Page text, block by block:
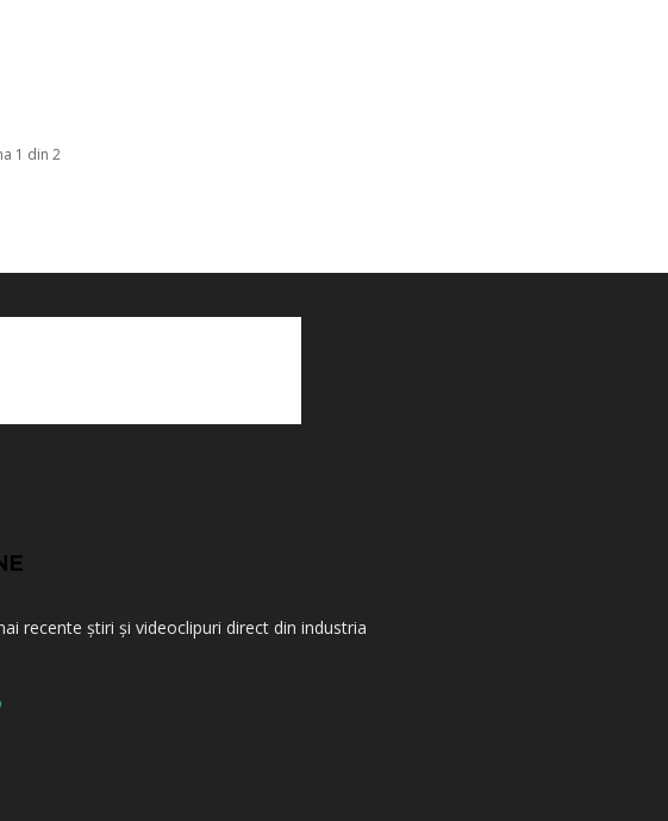
1 din 2
recente știri și videoclipuri direct din industria